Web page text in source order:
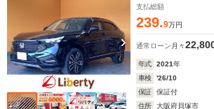
支払総額
239.9万円
通常ローン 月々
年式 2021年
車検
'26/10
保証
保証付
住所
大阪府貝塚市